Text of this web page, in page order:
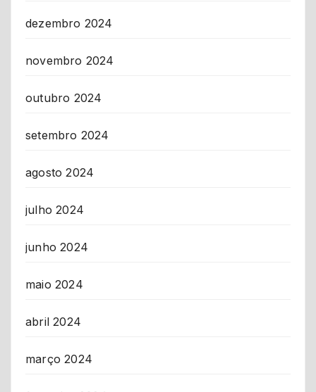
dezembro 2024
novembro 2024
outubro 2024
setembro 2024
agosto 2024
julho 2024
junho 2024
maio 2024
abril 2024
março 2024